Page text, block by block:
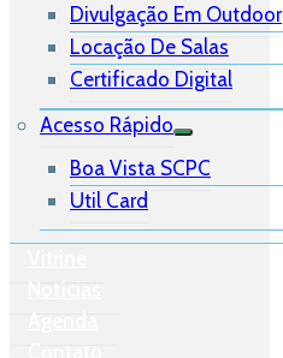
Divulgação Em Outdoor
Locação De Salas
Certificado Digital
Acesso Rápido
Boa Vista SCPC
Util Card